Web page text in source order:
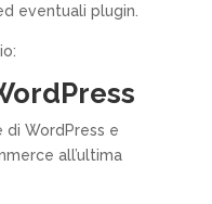
eventuali plugin.
WordPress e
all’ultima